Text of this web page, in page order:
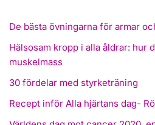
De bästa övningarna för armar
Hälsosam kropp i alla åldrar: hur
muskelmass
30 fördelar med styrketräning
Recept inför Alla hjärtans dag-